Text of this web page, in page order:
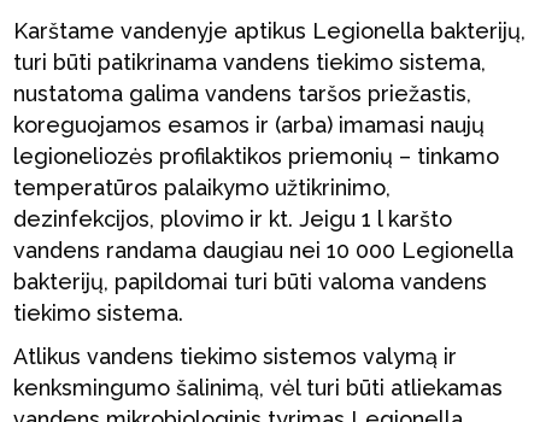
Karštame vandenyje aptikus Legionella bakterijų,
turi būti patikrinama vandens tiekimo sistema,
nustatoma galima vandens taršos priežastis,
koreguojamos esamos ir (arba) imamasi naujų
legioneliozės profilaktikos priemonių – tinkamo
temperatūros palaikymo užtikrinimo,
dezinfekcijos, plovimo ir kt. Jeigu 1 l karšto
vandens randama daugiau nei 10 000 Legionella
bakterijų, papildomai turi būti valoma vandens
tiekimo sistema.
Atlikus vandens tiekimo sistemos valymą ir
kenksmingumo šalinimą, vėl turi būti atliekamas